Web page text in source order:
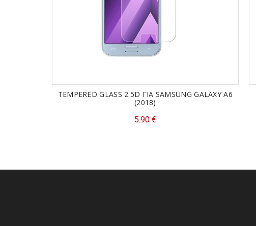
TEMPERED GLASS 2.5D ΓΙΑ SAMSUNG GALAXY A6
(2018)
5.90 €